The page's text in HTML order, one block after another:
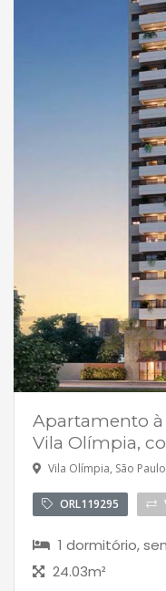
Apartamento à
Vila Olímpia,
Vila Olímpia, São
ORL119295
1 dormitório,
24.03m²